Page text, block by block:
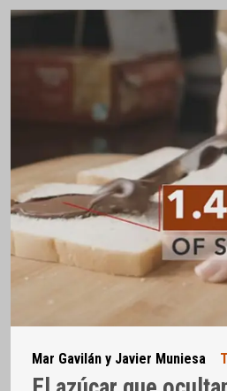
Mar Gavilán y Javier Muniesa